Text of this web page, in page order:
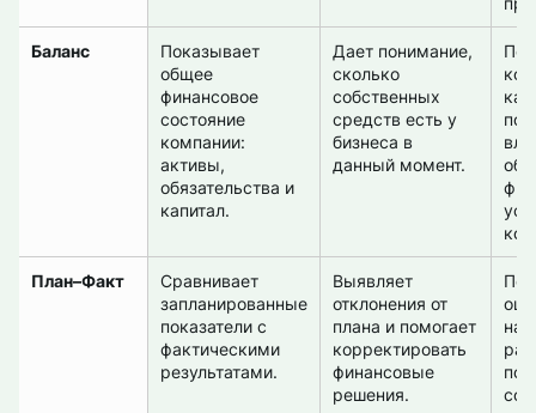
Баланс
Показывает
общее
финансовое
состояние
компании:
активы,
обязательства и
капитал.
Дает понимание,
сколько
собственных
средств есть у
бизнеса в
данный момент.
План–Факт
Сравнивает
запланированные
показатели с
фактическими
результатами.
Выявляет
отклонения от
плана и помогает
корректировать
финансовые
решения.